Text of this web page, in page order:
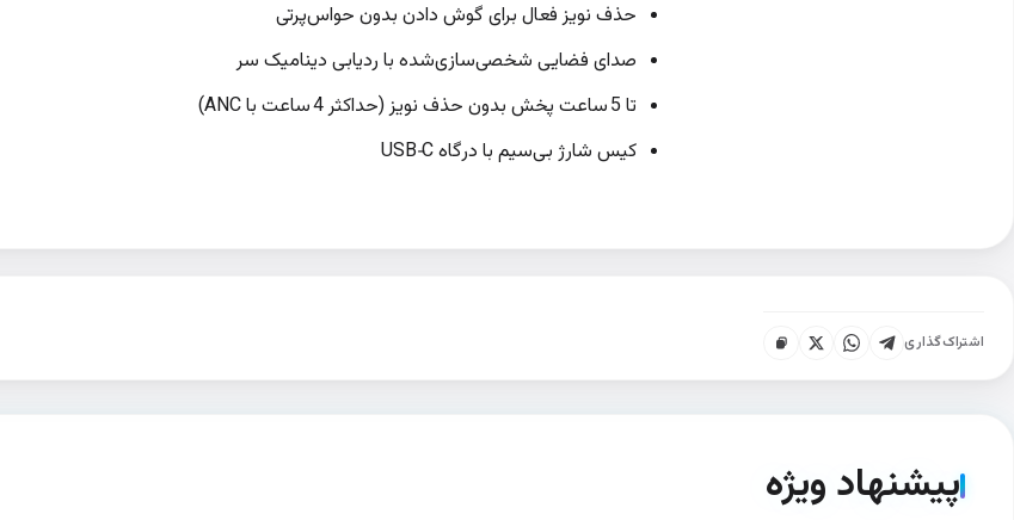
حذف نویز فعال برای گوش دادن بدون حواس‌پرتی
صدای فضایی شخصی‌سازی‌شده با ردیابی دینامیک سر
تا 5 ساعت پخش بدون حذف نویز (حداکثر 4 ساعت با ANC)
کیس شارژ بی‌سیم با درگاه USB‑C
اشتراک‌گذاری
پیشنهاد ویژه